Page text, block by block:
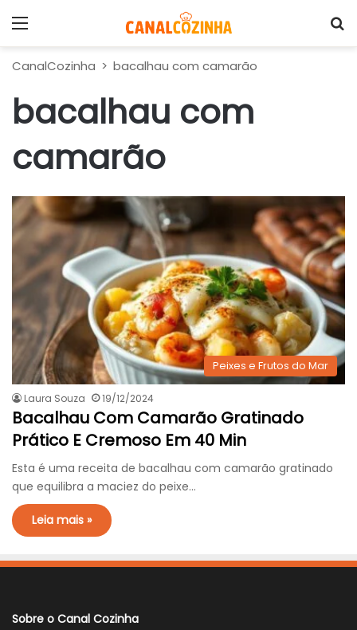
CanalCozinha > bacalhau com camarão
bacalhau com
camarão
Peixes e Frutos do Mar
Laura Souza 19/12/2024
Bacalhau Com Camarão Gratinado
Prático E Cremoso Em 40 Min
Esta é uma receita de bacalhau com camarão gratinado
que equilibra a maciez do peixe…
Leia mais »
Sobre o Canal Cozinha